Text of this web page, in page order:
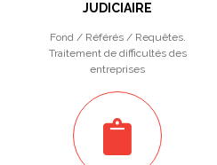
JUDICIAIRE
Fond / Référés / Requêtes.
Traitement de difficultés des
entreprises